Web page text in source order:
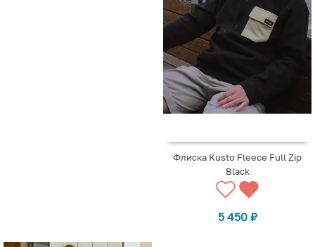
Флиска Kusto Fleece Full Zip
Black
5 450 ₽